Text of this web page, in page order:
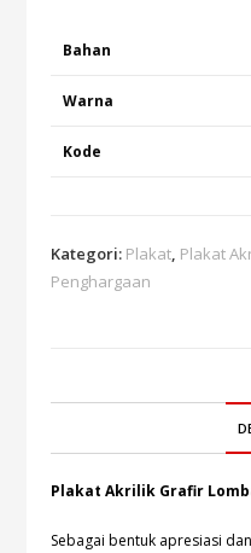
Bahan
Warna
Kode
Kategori: Plakat, Plakat
Penghargaan
Plakat Akrilik Grafir
Sebagai bentuk apresiasi